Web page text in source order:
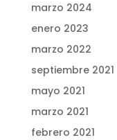
marzo 2024
enero 2023
marzo 2022
septiembre 2021
mayo 2021
marzo 2021
febrero 2021